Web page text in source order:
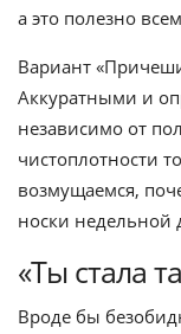
а это полезно
Вариант
Аккуратными и
независимо от
чистоплотности
возмущаемся,
носки недельной
«Ты стала
Вроде бы